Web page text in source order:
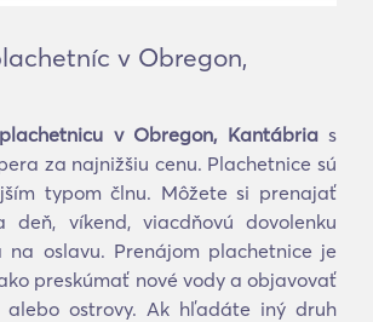
v Obregon,
v Obregon, Kantábrias
za najnižšiu cenu. Plachetnice sú
typom člnu. Môžete si prenajať
deň, víkend, viacdňovú dovolenku
na oslavu. Prenájom plachetnice je
preskúmať nové vody a objavovať
alebo ostrovy. Ak hľadáte iný druh